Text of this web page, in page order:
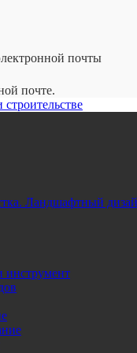
почты
почте.
Ландшафтный
инструмент